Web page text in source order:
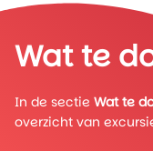
Wat te
In de sectie Wat te
overzicht van